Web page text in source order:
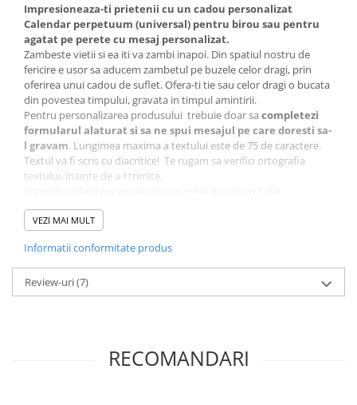
Impresioneaza-ti prietenii cu un cadou personalizat
Calendar perpetuum (universal) pentru birou sau pentru
agatat pe perete cu mesaj personalizat.
Zambeste vietii si ea iti va zambi inapoi. Din spatiul nostru de
fericire e usor sa aducem zambetul pe buzele celor dragi, prin
oferirea unui cadou de suflet. Ofera-ti tie sau celor dragi o bucata
din povestea timpului, gravata in timpul amintirii.
Pentru personalizarea produsului trebuie doar sa completezi
formularul alaturat si sa ne spui mesajul pe care doresti sa-
l gravam. Lungimea maxima a textului este de 75 de caractere.
Textul va fi scris cu diacritice! Te rugam sa verifici ortografia
textului, inainte de a-l trimite.
lucratoare, noi incercam chiar mai repede…:)
Pentru colaborare, va rugam sa ne contactati pe e-mail sau
speciale.
Hai alaturi de noi si pe pagina noastra deFacebook
Intra sa decoperi mai multe produse in colectia noastra
dedecoratiuni pentru casa si birou
Personalizarea produsului se realizeaza prin gravura laser.
VEZI MAI MULT
Informatii conformitate produs
Review-uri(7)
RECOMANDARI